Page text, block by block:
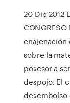
20 Dic 2012
CONGRESO
enajenación
sobre la
posesoria
despojo. El